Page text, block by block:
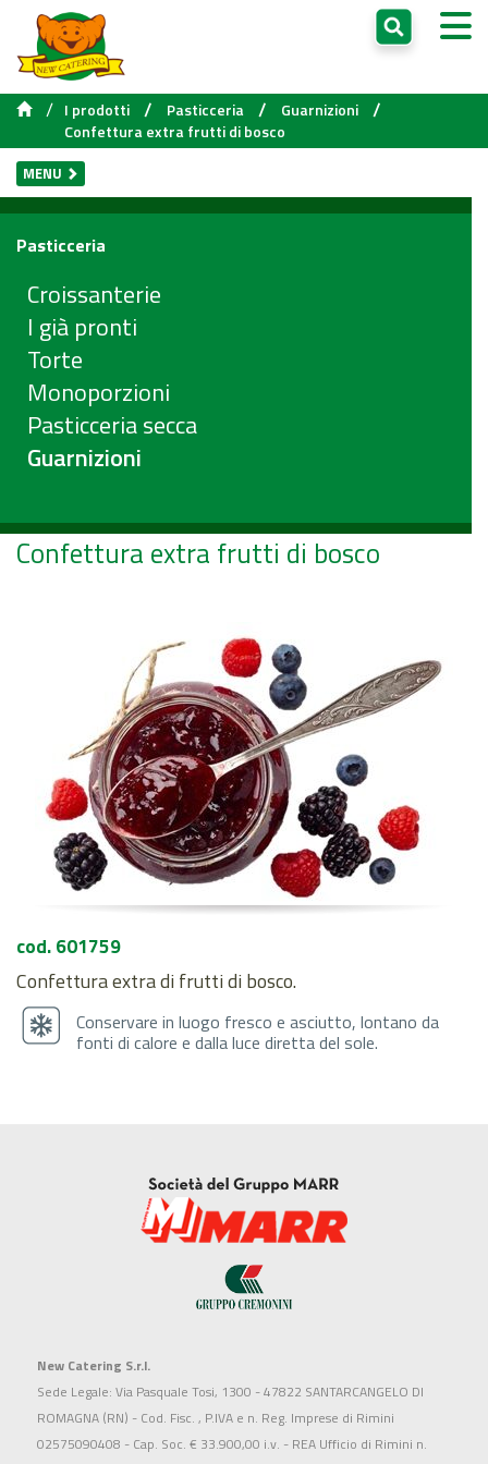
/ I prodotti / Pasticceria / Guarnizioni /
Confettura extra frutti di bosco
MENU
Pasticceria
Croissanterie
I già pronti
Torte
Monoporzioni
Pasticceria secca
Guarnizioni
Confettura extra frutti di bosco
cod. 601759
Confettura extra di frutti di bosco.
Conservare in luogo fresco e asciutto, lontano da
fonti di calore e dalla luce diretta del sole.
New Catering S.r.l.
Sede Legale: Via Pasquale Tosi, 1300 - 47822 SANTARCANGELO DI
ROMAGNA (RN) - Cod. Fisc. , P.IVA e n. Reg. Imprese di Rimini
02575090408 - Cap. Soc. € 33.900,00 i.v. - REA Ufficio di Rimini n.